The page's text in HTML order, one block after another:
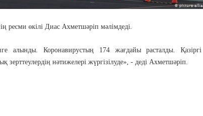
ресми өкілі Диас Ахметшәріп мәлімдеді.
алынды. Коронавирустың 174 жағдайы расталды.
зерттеулердің нәтижелері жүргізілуде», - деді Ахметшәріп.